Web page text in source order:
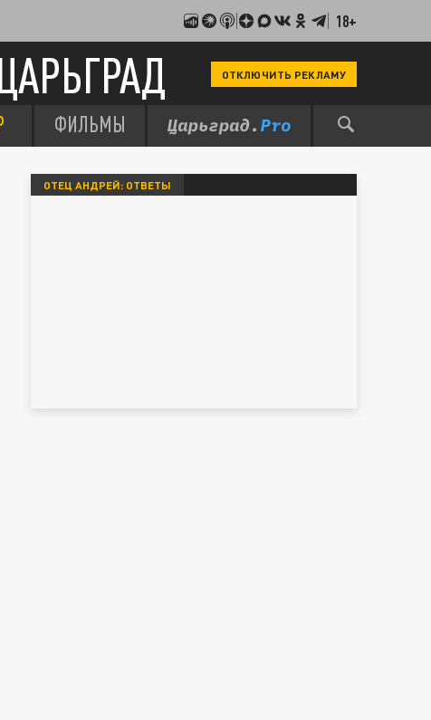
18+
ОТКЛЮЧИТЬ РЕКЛАМУ
ФИЛЬМЫ
ОТЕЦ АНДРЕЙ: ОТВЕТЫ